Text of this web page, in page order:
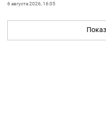
6 августа 2026, 16:05